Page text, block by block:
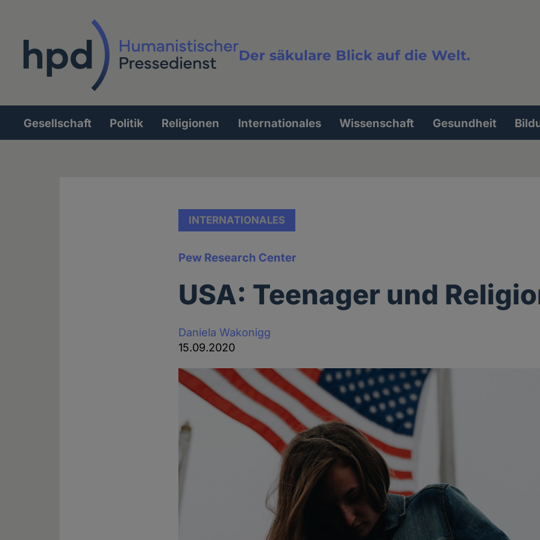
Der säkulare Blick auf die Welt.
Volltextsuche
Hauptnavigation
Gesellschaft Politik Religionen Internationales Wissenschaft Gesundheit
INTERNATIONALES
Pew Research Center
USA: Teenager und
Daniela Wakonigg
15.09.2020